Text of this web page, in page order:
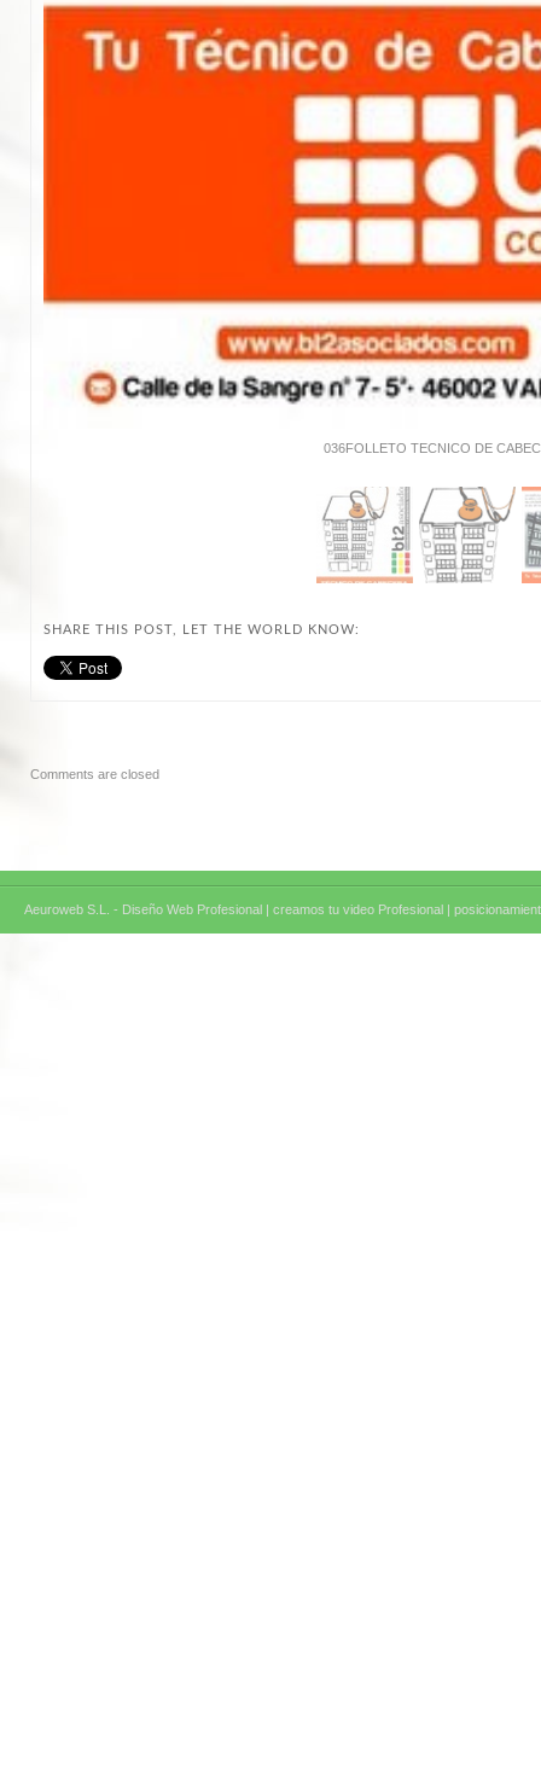
036FOLLETO TECNICO DE
SHARE THIS POST, LET THE WORLD KNOW:
Comments are closed
Aeuroweb S.L. - Diseño Web Profesional | creamos tu video Profesional |